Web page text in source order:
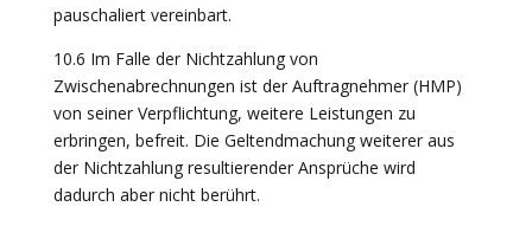
pauschaliert vereinbart.
10.6 Im Falle der Nichtzahlung von
Zwischenabrechnungen ist der Auftragnehmer (HMP)
von seiner Verpflichtung, weitere Leistungen zu
erbringen, befreit. Die Geltendmachung weiterer aus
der Nichtzahlung resultierender Ansprüche wird
dadurch aber nicht berührt.